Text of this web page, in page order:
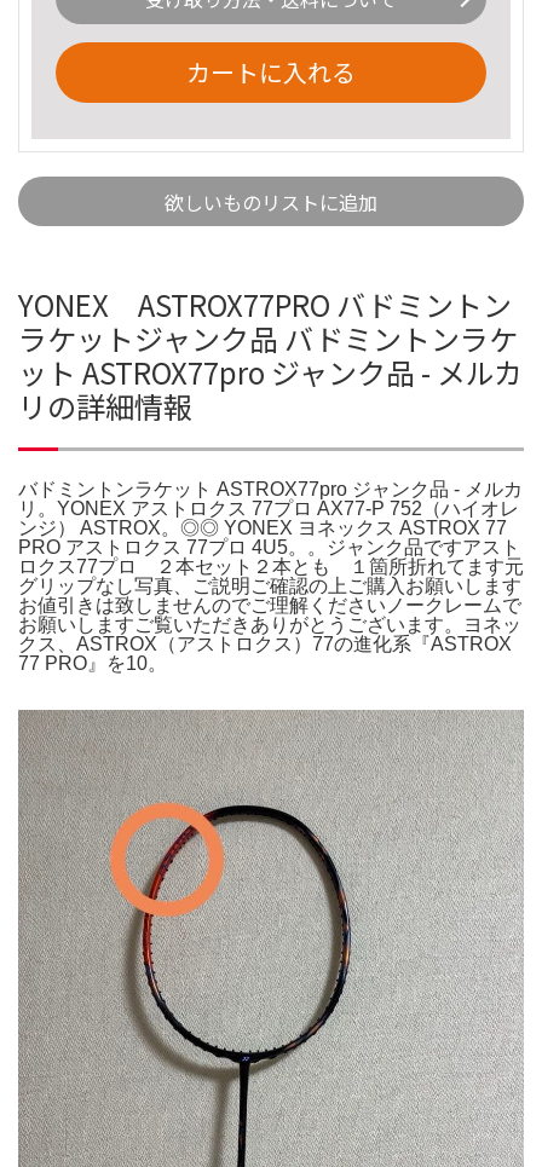
カートに入れる
欲しいものリストに追加
YONEX ASTROX77PRO バドミントン
ラケットジャンク品 バドミントンラケ
ット ASTROX77pro ジャンク品 - メルカ
リの詳細情報
バドミントンラケット ASTROX77pro ジャンク品 - メルカ
リ。YONEX アストロクス 77プロ AX77-P 752（ハイオレ
ンジ） ASTROX。◎◎ YONEX ヨネックス ASTROX 77
PRO アストロクス 77プロ 4U5。。ジャンク品ですアスト
ロクス77プロ ２本セット２本とも １箇所折れてます元
グリップなし写真、ご説明ご確認の上ご購入お願いします
お値引きは致しませんのでご理解くださいノークレームで
お願いしますご覧いただきありがとうございます。ヨネッ
クス、ASTROX（アストロクス）77の進化系『ASTROX
77 PRO』を10。